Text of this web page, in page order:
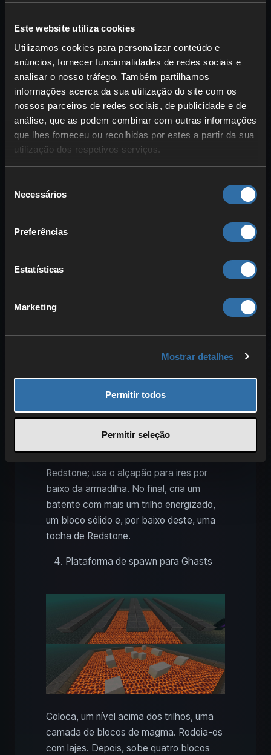
Este website utiliza cookies
Utilizamos cookies para personalizar conteúdo e
anúncios, fornecer funcionalidades de redes sociais e
analisar o nosso tráfego. Também partilhamos
informações acerca da sua utilização do site com os
nossos parceiros de redes sociais, de publicidade e de
análise, que as podem combinar com outras informações
que lhes forneceu ou recolhidas por estes a partir da sua
utilização dos respetivos serviços.
Necessários
Preferências
Estatísticas
Marketing
Mostrar detalhes
Permitir todos
Permitir seleção
cobre tudo com um bloco à tua escolha.
Mecanismo de recolha e sistema de
trilhos
É preciso recolher os drops dos Ghasts;
funil; por baixo, ao lado do funil, coloca o
pequeno circuito em loop com uma tocha
bloco sólido junto ao funil. Em cima do
funil, põe um trilho energizado — deverá
Coloca oito trilhos normais e, em seguida,
um trilho energizado. Prossegue em
centro sempre um trilho energizado.
Redstone; usa o alçapão para ires por
baixo da armadilha. No final, cria um
batente com mais um trilho energizado,
um bloco sólido e, por baixo deste, uma
tocha de Redstone.
Plataforma de spawn para Ghasts
Coloca, um nível acima dos trilhos, uma
camada de blocos de magma. Rodeia-os
com lajes. Depois, sobe quatro blocos